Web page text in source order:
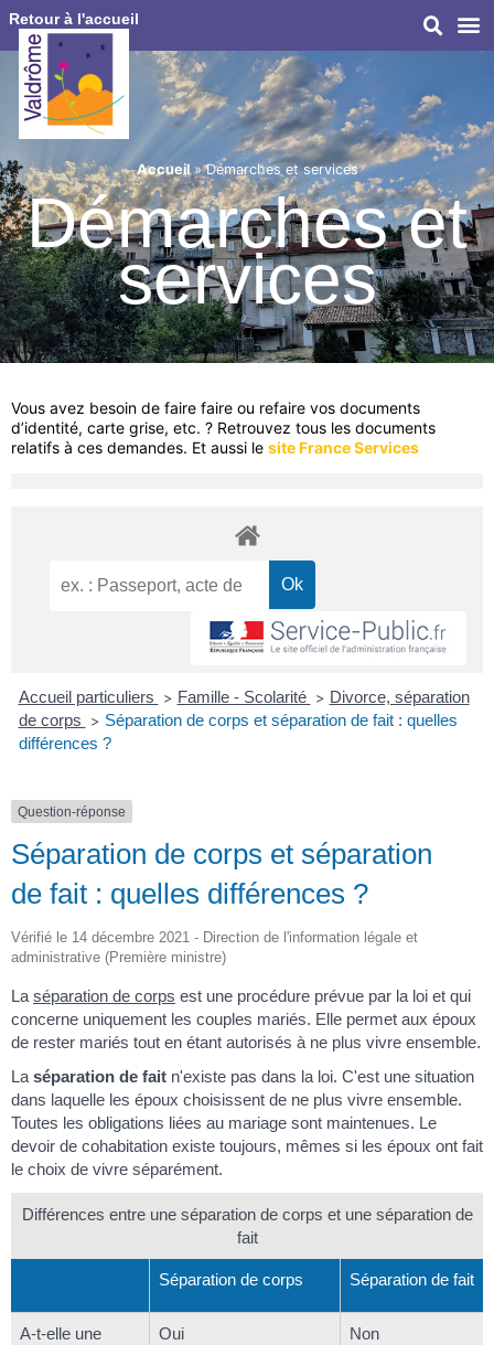
Retour à l'accueil
Accueil»Démarches et services
Démarches et
services
Vous avez besoin de faire faire ou refaire vos documents
d’identité, carte grise, etc. ? Retrouvez tous les documents
relatifs à ces demandes. Et aussi le site France Services
Accueil particuliers > Famille - Scolarité > Divorce, séparation
de corps
> Séparation de corps et séparation de fait : quelles
différences ?
Question-réponse
Séparation de corps et séparation
de fait : quelles différences ?
Vérifié le 14 décembre 2021 - Direction de l'information légale et
administrative (Première ministre)
La séparation de corps est une procédure prévue par la loi et qui
concerne uniquement les couples mariés. Elle permet aux époux
de rester mariés tout en étant autorisés à ne plus vivre ensemble.
La séparation de fait n'existe pas dans la loi. C'est une situation
dans laquelle les époux choisissent de ne plus vivre ensemble.
Toutes les obligations liées au mariage sont maintenues. Le
devoir de cohabitation existe toujours, mêmes si les époux ont fait
le choix de vivre séparément.
Différences entre une séparation de corps et une séparation de
fait
Séparation de corps Séparation de fait
A-t-elle une
Oui Non